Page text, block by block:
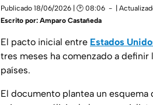
Publicado 18/06/2026 | 🕑 08:06 |
Escrito por: Amparo Castañeda
El pacto inicial entre Estados
tres meses ha comenzado a
países.
El documento plantea un